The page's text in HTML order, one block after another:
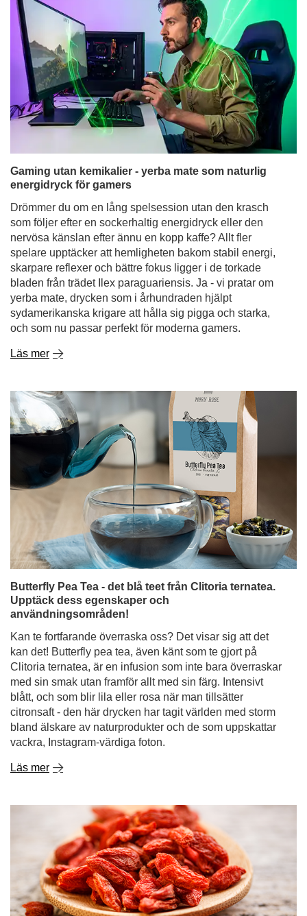
Gaming utan kemikalier - yerba mate som naturlig
energidryck för gamers
Drömmer du om en lång spelsession utan den krasch
som följer efter en sockerhaltig energidryck eller den
nervösa känslan efter ännu en kopp kaffe? Allt fler
spelare upptäcker att hemligheten bakom stabil energi,
bladen från trädet Ilex paraguariensis. Ja - vi pratar om
yerba mate, drycken som i århundraden hjälpt
sydamerikanska krigare att hålla sig pigga och starka,
och som nu passar perfekt för moderna gamers.
Läs mer
Butterfly Pea Tea - det blå teet från Clitoria ternatea.
Upptäck dess egenskaper och
användningsområden!
Kan te fortfarande överraska oss? Det visar sig att det
kan det! Butterfly pea tea, även känt som te gjort på
Clitoria ternatea, är en infusion som inte bara överraskar
blått, och som blir lila eller rosa när man tillsätter
citronsaft - den här drycken har tagit världen med storm
bland älskare av naturprodukter och de som uppskattar
vackra, Instagram-värdiga foton.
Läs mer
Goji bär - vilken typ av växt är det? Vilka är deras
egenskaper och hur man äter dem?